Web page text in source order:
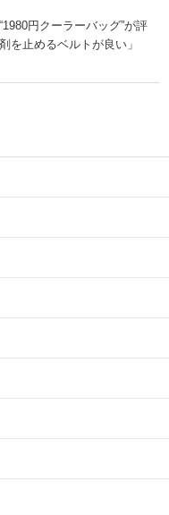
円クーラーバッグ”が評
止めるベルトが良い」